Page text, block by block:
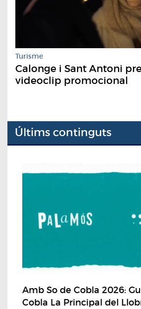
Turisme
Calonge i Sant Antoni
videoclip promocional
Últims continguts
Amb So de Cobla 2026:
Cobla La Principal del